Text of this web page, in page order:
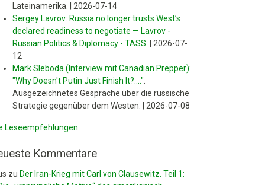
Lateinamerika.
2026-07-14
Sergey Lavrov: Russia no longer trusts West’s
declared readiness to negotiate — Lavrov -
Russian Politics & Diplomacy - TASS
2026-07-
12
Mark Sleboda (Interview mit Canadian Prepper):
"Why Doesn't Putin Just Finish It?...."
Ausgezeichnetes Gespräche über die russische
Strategie gegenüber dem Westen.
2026-07-08
Leseempfehlungen
Kommentare
zu Der Iran-Krieg mit Carl von Clausewitz. Teil 1: